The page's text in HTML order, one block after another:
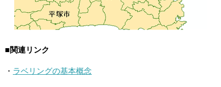
■関連リンク
・ ラベリングの基本概念